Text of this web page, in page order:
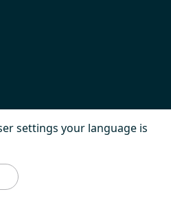
settings your language is